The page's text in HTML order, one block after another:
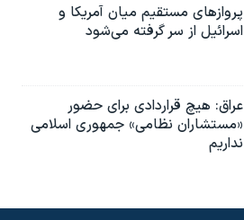
پروازهای مستقیم میان آمریکا و
اسرائیل از سر گرفته می‌شود
عراق: هیچ قراردادی برای حضور
«مستشاران نظامی» جمهوری اسلامی
نداریم